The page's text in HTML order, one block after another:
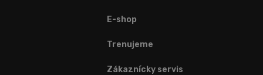
E-shop
Trenujeme
Zákaznícky servis